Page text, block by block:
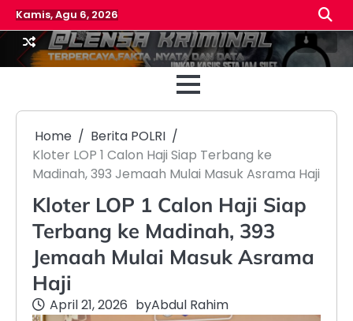
Skip
to
content
Kamis, Agu 6, 2026
Beranda
Home
Berita POLRI
Kloter LOP 1 Calon Haji Siap Terbang ke
Madinah, 393 Jemaah Mulai Masuk Asrama Haji
Kloter LOP 1 Calon Haji Siap
Terbang ke Madinah, 393
Jemaah Mulai Masuk Asrama
Haji
April 21, 2026 byAbdul Rahim